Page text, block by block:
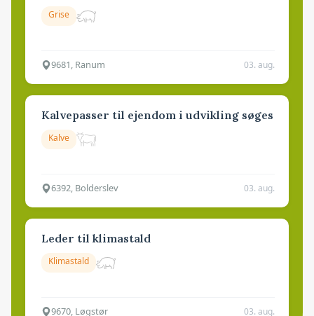
Grise
9681, Ranum 03. aug.
Kalvepasser til ejendom i udvikling søges
Kalve
6392, Bolderslev 03. aug.
Leder til klimastald
Klimastald
9670, Løgstør 03. aug.